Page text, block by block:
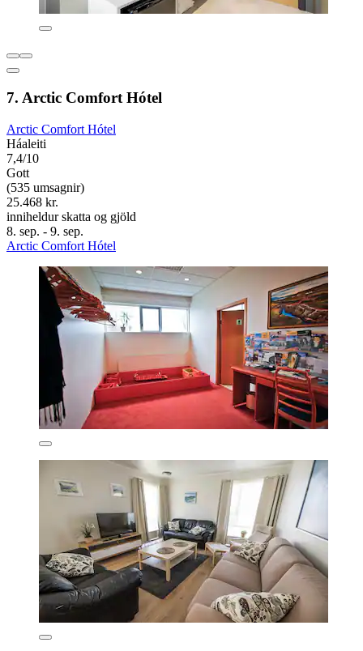
7. Arctic Comfort Hótel
Arctic Comfort Hótel
Háaleiti
7,4/10
Gott
(535 umsagnir)
25.468 kr.
inniheldur skatta og gjöld
8. sep. - 9. sep.
Arctic Comfort Hótel